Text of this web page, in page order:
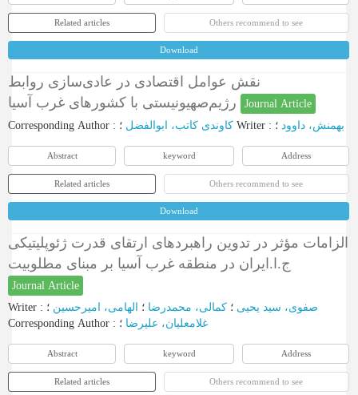
Related articles Others recommend to see
Download
نقش عوامل اقتصادی در عادی‌سازی روابط
Journal Article
Corresponding Author : کاوندی کاتب، ابوالفضل Writer : بهمنش، داوود ؛
Abstract keyword Address
Related articles Others recommend to see
Download
الزامات مؤثر در تدوین راهبردهای ارتقای قدرت ژئوپلیتیکی
ج.ا.ایران در منطقه غرب آسیا بر مبنای مطلوبیت
Journal Article
Writer : صفوی، سید یحیی ؛ کمالی، محمدرضا ؛ الهامی، امیرحسین ؛
Corresponding Author : غلامعلیان، علیرضا ؛
Abstract keyword Address
Related articles Others recommend to see